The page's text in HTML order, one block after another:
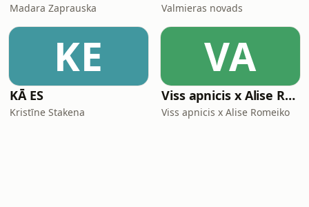
Madara Zaprauska Valmieras novads
KE
KĀ ES
Kristīne Stakena
VA
Viss apnicis x Alise Romeiko
Viss apnicis x Alise Romeiko